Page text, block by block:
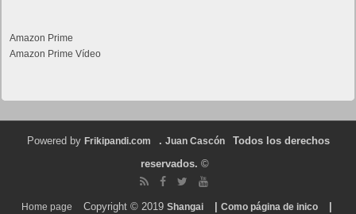
Amazon Prime
Amazon Prime Vídeo
Powered by Frikipandi.com . Juan Cascón
Todos los derechos
reservados. ©
Home page Copyright © 2019 Shangai | Como página de inico |